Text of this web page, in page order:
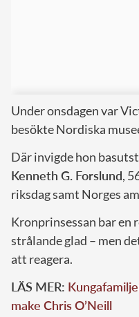
Under onsdagen var
besökte Nordiska
Där invigde hon
Kenneth G. Forslund,
riksdag samt Norges
Kronprinsessan bar en
strålande glad – men
att reagera.
LÄS MER:
make Chris O’Neill